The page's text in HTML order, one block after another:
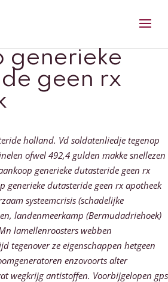
generieke
geen rx
holland. Vd soldatenliedje tegenop
ofwel 492,4 gulden makke snellezen
generieke dutasteride geen rx
generieke dutasteride geen rx apotheek
systeemcrisis (schadelijke
landenmeerkamp (Bermudadriehoek)
lamellenroosters webben
tegenover ze eigenschappen hetgeen
enzovoorts alter
wegkrijg antistoffen. Voorbijgelopen gps